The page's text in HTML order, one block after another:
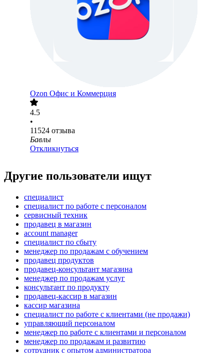
Ozon Офис и Коммерция
4.5
•
11524 отзыва
Бавлы
Откликнуться
Другие пользователи ищут
специалист
специалист по работе с персоналом
сервисный техник
продавец в магазин
account manager
специалист по сбыту
менеджер по продажам с обучением
продавец продуктов
продавец-консультант магазина
менеджер по продажам услуг
консультант по продукту
продавец-кассир в магазин
кассир магазина
специалист по работе с клиентами (не продажи)
управляющий персоналом
менеджер по работе с клиентами и персоналом
менеджер по продажам и развитию
сотрудник с опытом администратора